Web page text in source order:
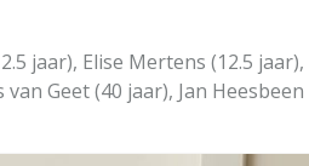
jaar), Elise Mertens (12.5 jaar),
Geet (40 jaar), Jan Heesbeen